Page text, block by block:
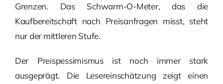
Grenzen. Das Schwarm-O-Meter, das die
Kaufbereitschaft nach Preisanfragen misst, steht
nur der mittleren Stufe.
Der Preispessimismus ist noch immer stark
ausgeprägt. Die Lesereinschätzung zeigt einen